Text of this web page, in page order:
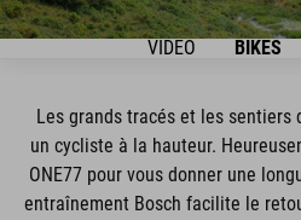
VIDEO BIKES
Les grands tracés et les
un cycliste à la hauteur.
ONE77 pour vous donner une
entraînement Bosch facilite le